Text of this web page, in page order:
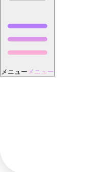
メニュー メニュー